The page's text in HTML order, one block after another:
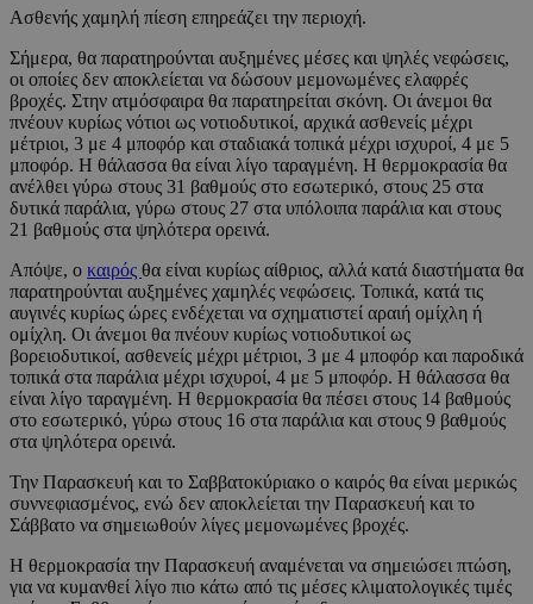
Ασθενής χαμηλή πίεση επηρεάζει την περιοχή.
Σήμερα, θα παρατηρούνται αυξημένες μέσες και ψηλές νεφώσεις,
οι οποίες δεν αποκλείεται να δώσουν μεμονωμένες ελαφρές
βροχές. Στην ατμόσφαιρα θα παρατηρείται σκόνη. Οι άνεμοι θα
πνέουν κυρίως νότιοι ως νοτιοδυτικοί, αρχικά ασθενείς μέχρι
μέτριοι, 3 με 4 μποφόρ και σταδιακά τοπικά μέχρι ισχυροί, 4 με 5
μποφόρ. Η θάλασσα θα είναι λίγο ταραγμένη. Η θερμοκρασία θα
ανέλθει γύρω στους 31 βαθμούς στο εσωτερικό, στους 25 στα
δυτικά παράλια, γύρω στους 27 στα υπόλοιπα παράλια και στους
21 βαθμούς στα ψηλότερα ορεινά.
Απόψε, ο καιρός θα είναι κυρίως αίθριος, αλλά κατά διαστήματα θα
παρατηρούνται αυξημένες χαμηλές νεφώσεις. Τοπικά, κατά τις
αυγινές κυρίως ώρες ενδέχεται να σχηματιστεί αραιή ομίχλη ή
ομίχλη. Οι άνεμοι θα πνέουν κυρίως νοτιοδυτικοί ως
βορειοδυτικοί, ασθενείς μέχρι μέτριοι, 3 με 4 μποφόρ και παροδικά
τοπικά στα παράλια μέχρι ισχυροί, 4 με 5 μποφόρ. Η θάλασσα θα
είναι λίγο ταραγμένη. Η θερμοκρασία θα πέσει στους 14 βαθμούς
στο εσωτερικό, γύρω στους 16 στα παράλια και στους 9 βαθμούς
στα ψηλότερα ορεινά.
Την Παρασκευή και το Σαββατοκύριακο ο καιρός θα είναι μερικώς
συννεφιασμένος, ενώ δεν αποκλείεται την Παρασκευή και το
Σάββατο να σημειωθούν λίγες μεμονωμένες βροχές.
Η θερμοκρασία την Παρασκευή αναμένεται να σημειώσει πτώση,
για να κυμανθεί λίγο πιο κάτω από τις μέσες κλιματολογικές τιμές